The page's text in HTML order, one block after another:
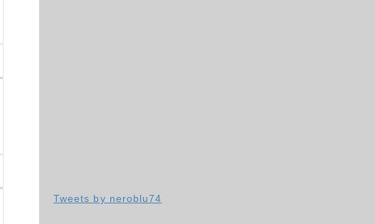
Tweets by neroblu74